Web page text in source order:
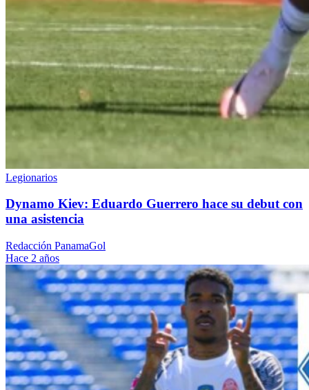
Legionarios
Dynamo Kiev: Eduardo Guerrero hace su debut con
una asistencia
Redacción PanamaGol
Hace 2 años